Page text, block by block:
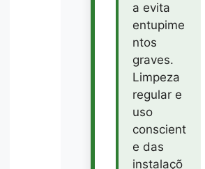
a evita
entupime
ntos
graves.
Limpeza
regular e
uso
conscient
e das
instalaçõ